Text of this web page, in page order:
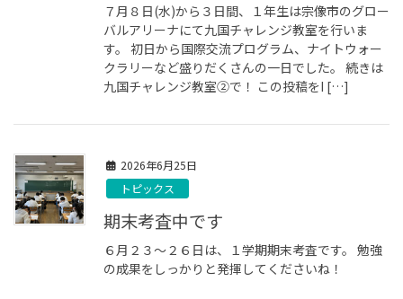
７月８日(水)から３日間、１年生は宗像市のグロー
バルアリーナにて九国チャレンジ教室を行いま
す。 初日から国際交流プログラム、ナイトウォー
クラリーなど盛りだくさんの一日でした。 続きは
九国チャレンジ教室➁で！ この投稿をI […]
2026年6月25日
トピックス
期末考査中です
６月２３〜２６日は、１学期期末考査です。 勉強
の成果をしっかりと発揮してくださいね！